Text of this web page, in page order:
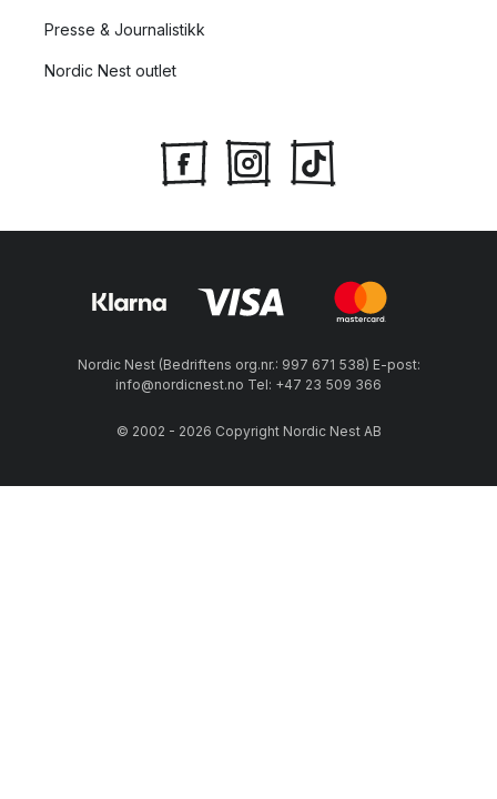
Presse & Journalistikk
Nordic Nest outlet
Nordic Nest (Bedriftens org.nr.: 997 671 538) E-post:
info@nordicnest.no Tel: +47 23 509 366
© 2002 - 2026 Copyright Nordic Nest AB